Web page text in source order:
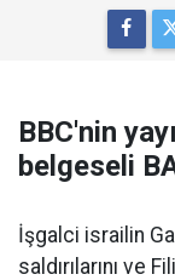
BBC'nin
belgeseli
İşgalci israilin
saldırılarını ve